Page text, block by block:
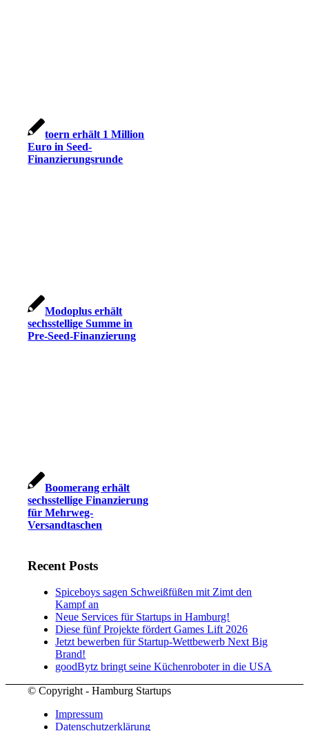
toern erhält 1 Million
Euro in Seed-
Finanzierungsrunde
Modoplus erhält
sechsstellige Summe in
Pre-Seed-Finanzierung
Boomerang erhält
sechsstellige Finanzierung
für Mehrweg-
Versandtaschen
Recent Posts
Spiceboys sagen Schweißfüßen mit Zimt den
Kampf an
Neue Services für Startups in Hamburg!
Diese fünf Projekte fördert Games Lift 2026
Jetzt bewerben für Startup-Wettbewerb Next Big
Brand!
goodBytz bringt seine Küchenroboter in die USA
© Copyright - Hamburg Startups
Impressum
Datenschutzerklärung